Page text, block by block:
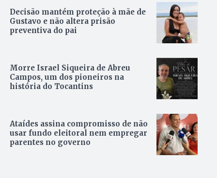
Decisão mantém proteção à mãe de
Gustavo e não altera prisão
preventiva do pai
Morre Israel Siqueira de Abreu
Campos, um dos pioneiros na
história do Tocantins
Ataídes assina compromisso de não
usar fundo eleitoral nem empregar
parentes no governo